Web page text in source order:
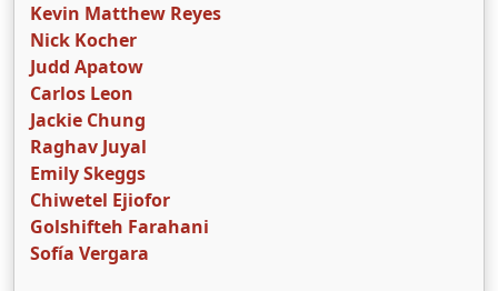
Kevin Matthew Reyes
Nick Kocher
Judd Apatow
Carlos Leon
Jackie Chung
Raghav Juyal
Emily Skeggs
Chiwetel Ejiofor
Golshifteh Farahani
Sofía Vergara